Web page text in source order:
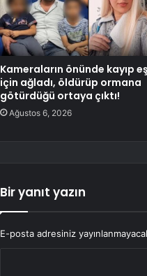
Kameraların önünde kayıp
için ağladı, öldürüp ormana
götürdüğü ortaya çıktı!
Ağustos 6, 2026
Bir yanıt yazın
E-posta adresiniz